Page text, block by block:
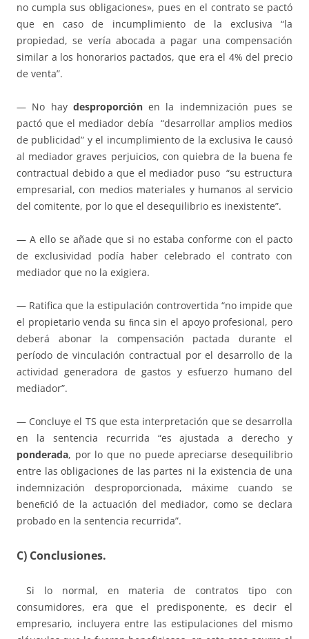
no cumpla sus obligaciones», pues en el contrato se pactó
que en caso de incumplimiento de la exclusiva “la
propiedad, se vería abocada a pagar una compensación
similar a los honorarios pactados, que era el 4% del precio
de venta”.
— No hay desproporciónen la indemnización pues se
pactó que el mediador debía “desarrollar amplios medios
de publicidad” y el incumplimiento de la exclusiva le causó
al mediador graves perjuicios, con quiebra de la buena fe
contractual debido a que el mediador puso “su estructura
empresarial, con medios materiales y humanos al servicio
del comitente, por lo que el desequilibrio es inexistente”.
— A ello se añade que si no estaba conforme con el pacto
de exclusividad podía haber celebrado el contrato con
mediador que no la exigiera.
— Ratifica que la estipulación controvertida “no impide que
el propietario venda su ﬁnca sin el apoyo profesional, pero
deberá abonar la compensación pactada durante el
período de vinculación contractual por el desarrollo de la
actividad generadora de gastos y esfuerzo humano del
mediador”.
— Concluye el TS que esta interpretación que se desarrolla
en la sentencia recurrida “es ajustada a derecho y
ponderada, por lo que no puede apreciarse desequilibrio
entre las obligaciones de las partes ni la existencia de una
indemnización desproporcionada, máxime cuando se
beneﬁció de la actuación del mediador, como se declara
probado en la sentencia recurrida”.
C) Conclusiones.
Si lo normal, en materia de contratos tipo con
consumidores, era que el predisponente, es decir el
empresario, incluyera entre las estipulaciones del mismo